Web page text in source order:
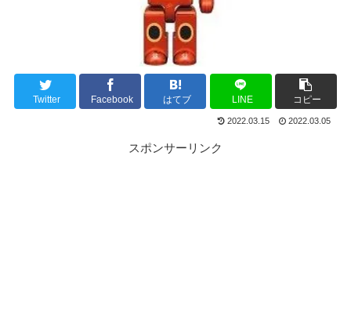
Twitter Facebook はてブ LINE コピー
2022.03.15 2022.03.05
スポンサーリンク